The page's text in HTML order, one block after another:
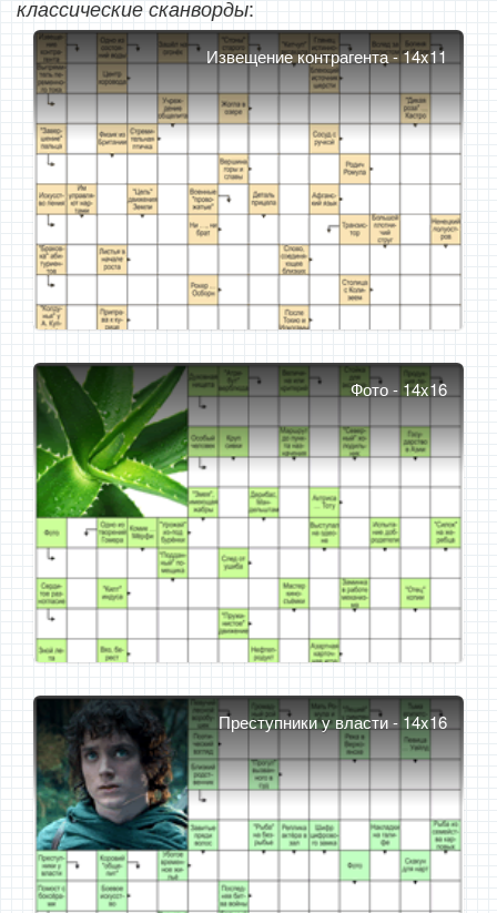
классические сканворды:
Извещение контрагента - 14x11
Фото - 14x16
Преступники у власти - 14x16